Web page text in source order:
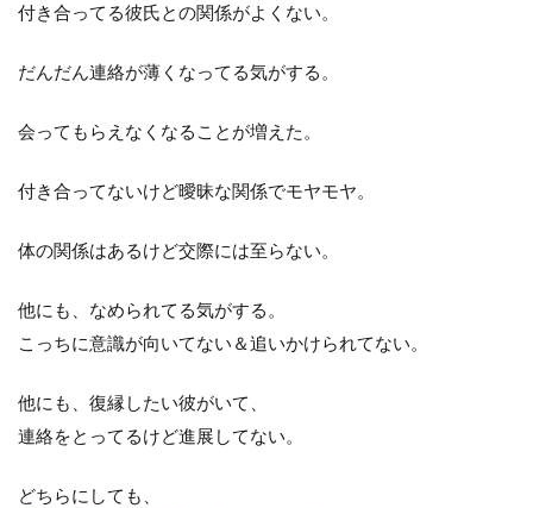
付き合ってる彼氏との関係がよくない。
だんだん連絡が薄くなってる気がする。
会ってもらえなくなることが増えた。
付き合ってないけど曖昧な関係でモヤモヤ。
体の関係はあるけど交際には至らない。
他にも、なめられてる気がする。
こっちに意識が向いてない＆追いかけられてない。
他にも、復縁したい彼がいて、
連絡をとってるけど進展してない。
どちらにしても、